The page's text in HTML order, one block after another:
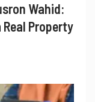
Wahid:
Property